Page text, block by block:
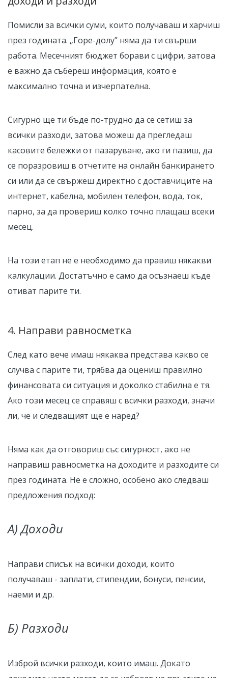
Помисли за всички суми, които получаваш и харчиш
през годината. „Горе-долу” няма да ти свърши
работа. Месечният бюджет борави с цифри, затова
е важно да събереш информация, която е
максимално точна и изчерпателна.
Сигурно ще ти бъде по-трудно да се сетиш за
всички разходи, затова можеш да прегледаш
касовите бележки от пазаруване, ако ги пазиш, да
се поразровиш в отчетите на онлайн банкирането
си или да се свържеш директно с доставчиците на
интернет, кабелна, мобилен телефон, вода, ток,
парно, за да провериш колко точно плащаш всеки
месец.
На този етап не е необходимо да правиш някакви
калкулации. Достатъчно е само да осъзнаеш къде
отиват парите ти.
4. Направи равносметка
След като вече имаш някаква представа какво се
случва с парите ти, трябва да оцениш правилно
финансовата си ситуация и доколко стабилна е тя.
Ако този месец се справяш с всички разходи, значи
ли, че и следващият ще е наред?
Няма как да отговориш със сигурност, ако не
направиш равносметка на доходите и разходите си
през годината. Не е сложно, особено ако следваш
предложения подход:
А) Доходи
Направи списък на всички доходи, които
получаваш - заплати, стипендии, бонуси, пенсии,
наеми и др.
Б) Разходи
Изброй всички разходи, които имаш. Докато